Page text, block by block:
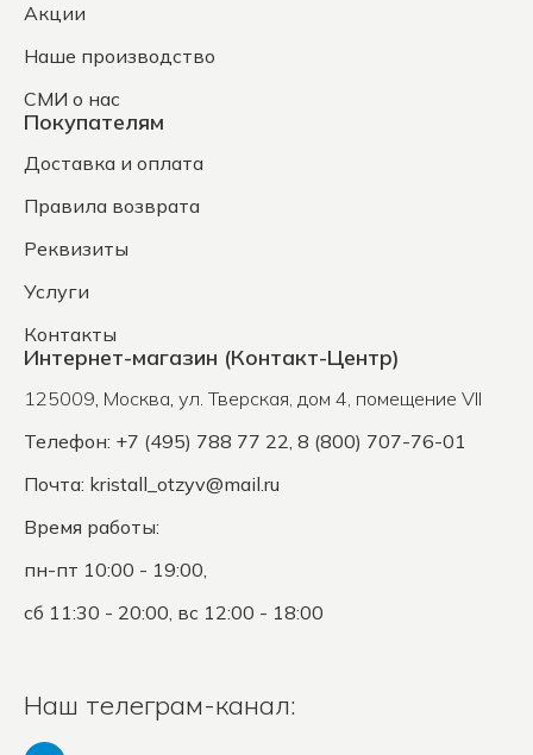
Акции
Наше производство
СМИ о нас
Покупателям
Доставка и оплата
Правила возврата
Реквизиты
Услуги
Контакты
Интернет-магазин (Контакт-Центр)
125009, Москва, ул. Тверская, дом 4, помещение VII
Телефон: +7 (495) 788 77 22, 8 (800) 707-76-01
Почта: kristall_otzyv@mail.ru
Время работы:
пн-пт 10:00 - 19:00,
сб 11:30 - 20:00, вс 12:00 - 18:00
Наш телеграм-канал: